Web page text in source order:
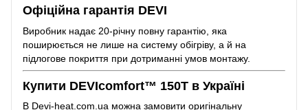
Офіційна гарантія DEVI
Виробник надає 20-річну повну гарантію, яка
поширюється не лише на систему обігріву, а й на
підлогове покриття при дотриманні умов монтажу.
Купити DEVIcomfort™ 150T в Україні
В Devi-heat.com.ua можна замовити оригінальну